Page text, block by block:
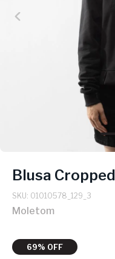
Blusa
SKU: 01010578_129_3
Moletom
69% OFF